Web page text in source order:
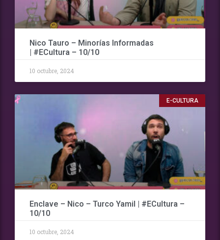
Nico Tauro – Minorías Informadas
| #ECultura – 10/10
10 octubre, 2024
E-CULTURA
Enclave – Nico – Turco Yamil | #ECultura –
10/10
10 octubre, 2024